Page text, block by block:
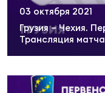
Грузия – Чехия.
Трансляция матча
03 октября 2021